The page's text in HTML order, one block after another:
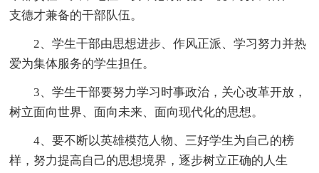
支德才兼备的干部队伍。
2、学生干部由思想进步、作风正派、学习努力并热
爱为集体服务的学生担任。
3、学生干部要努力学习时事政治，关心改革开放，
树立面向世界、面向未来、面向现代化的思想。
4、要不断以英雄模范人物、三好学生为自己的榜
样，努力提高自己的思想境界，逐步树立正确的人生